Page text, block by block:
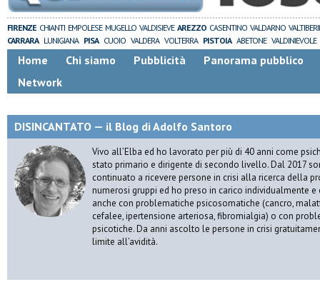
FIRENZE CHIANTI EMPOLESE MUGELLO VALDISIEVE AREZZO CASENTINO VALDARNO
CARRARA LUNIGIANA PISA CUOIO VALDERA VOLTERRA PISTOIA ABETONE VALDINIEVOLE
Home Chi siamo Pubblicità
Panorama pubblico
Network
DISINCANTATO — il Blog di Adolfo Santoro
Vivo all’Elba ed ho lavorato per più di 40 anni come
stato primario e dirigente di secondo livello. Dal 2017
continuato a ricevere persone in crisi alla ricerca della
numerosi gruppi ed ho preso in carico individualmente
anche con problematiche psicosomatiche (cancro,
cefalee, ipertensione arteriosa, fibromialgia) o con
psicotiche. Da anni ascolto le persone in crisi
limite all’avidità.